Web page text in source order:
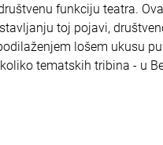
funkciju teatra.
toj pojavi,
lošem ukusu
tematskih tribina - u